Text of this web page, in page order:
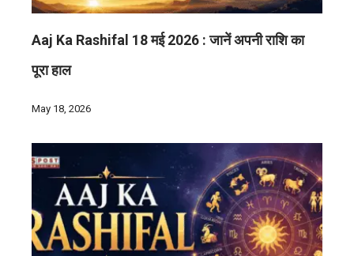
Aaj Ka Rashifal 18 मई 2026 : जानें अपनी राशि का
पूरा हाल
May 18, 2026